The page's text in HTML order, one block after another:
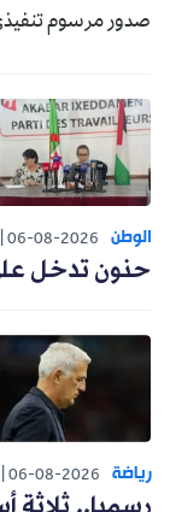
صدور مرسوم تنفيذي
الوطن 06-08-2026
حنون تدخل
رياضة 06-08-2026